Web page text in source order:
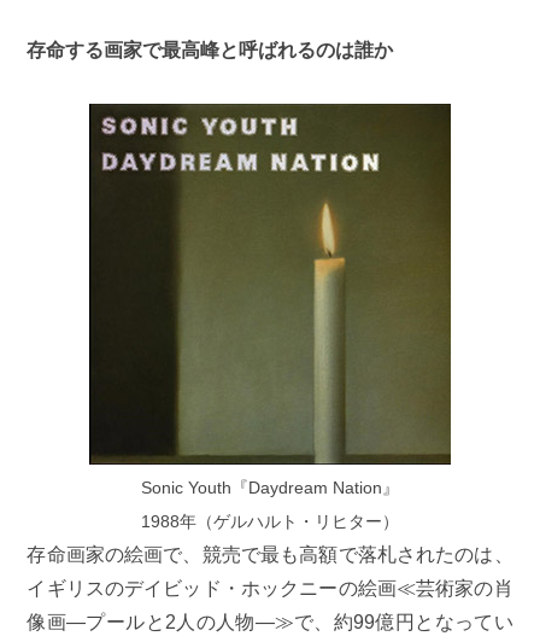
存命する画家で最高峰と呼ばれるのは誰か
Sonic Youth『Daydream Nation』
1988年（ゲルハルト・リヒター）
存命画家の絵画で、競売で最も高額で落札されたのは、
イギリスのデイビッド・ホックニーの絵画≪芸術家の肖
像画―プールと2人の人物―≫で、約99億円となってい